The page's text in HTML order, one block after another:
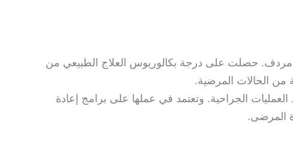
تُعد نجيش شافينا عزمي من أخصائيي العلاج الطبيعي المتميزين في دبي، حيث تعمل حاليًا في مستشفى HMS مردف. حصلت على درجة بكالوريوس العلاج الطبيعي من
الحالات المرضية.
العمليات الجراحية. وتعتمد في عملها على برامج إعادة
المرضى.